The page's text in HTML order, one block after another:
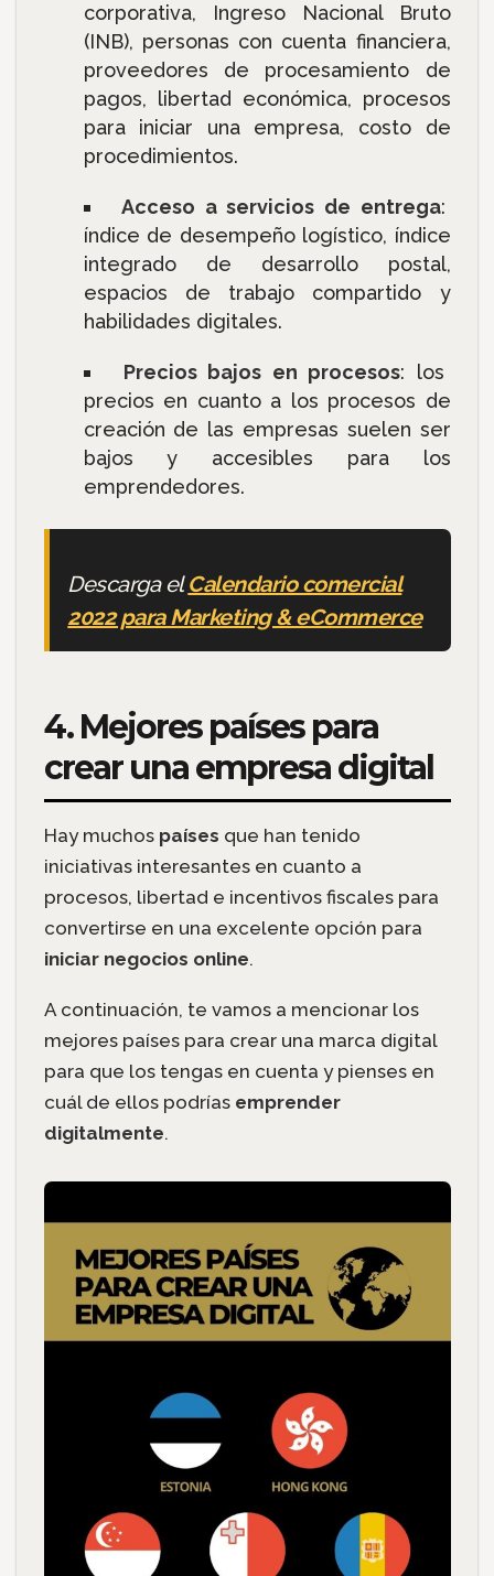
corporativa, Ingreso Nacional Bruto
(INB), personas con cuenta financiera,
proveedores de procesamiento de
pagos, libertad económica, procesos
para iniciar una empresa, costo de
procedimientos.
Acceso a servicios de entrega:
índice de desempeño logístico, índice
integrado de desarrollo postal,
espacios de trabajo compartido y
habilidades digitales.
Precios bajos en procesos: los
precios en cuanto a los procesos de
creación de las empresas suelen ser
bajos y accesibles para los
emprendedores.
Descarga elCalendario comercial
2022 para Marketing & eCommerce
4. Mejores países para
crear una empresa digital
Hay muchos países que han tenido
iniciativas interesantes en cuanto a
procesos, libertad e incentivos fiscales para
convertirse en una excelente opción para
iniciar negocios online.
A continuación, te vamos a mencionar los
mejores países para crear una marca digital
para que los tengas en cuenta y pienses en
cuál de ellos podrías emprender
digitalmente.